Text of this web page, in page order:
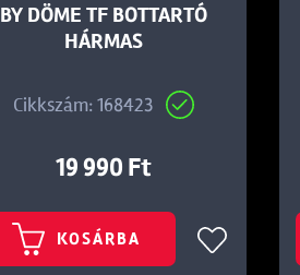
BY DÖME TF BOTTARTÓ
HÁRMAS
Cikkszám: 168423
19 990 Ft
KOSÁRBA